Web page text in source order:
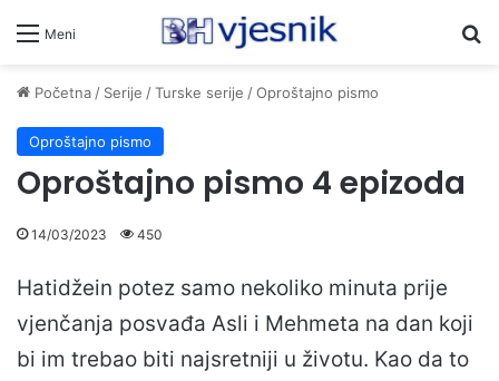
Meni
Početna/ Serije /Turske serije /Oproštajno pismo
Oproštajno pismo
Oproštajno pismo 4 epizoda
14/03/2023 450
Hatidžein potez samo nekoliko minuta prije
vjenčanja posvađa Asli i Mehmeta na dan koji
bi im trebao biti najsretniji u životu. Kao da to